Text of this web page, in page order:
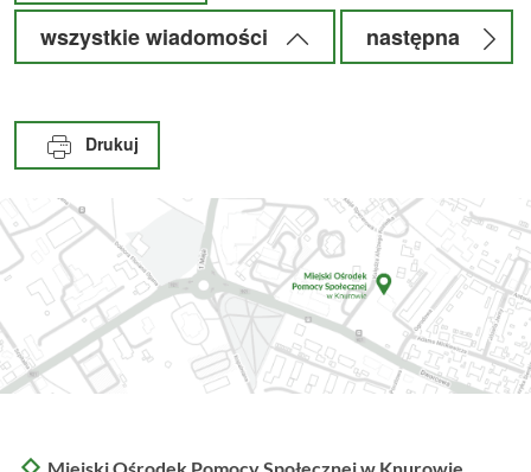
wszystkie wiadomości
następna
Drukuj
Lokalizacja Miejski Ośrodek Pomocy Społecznej w